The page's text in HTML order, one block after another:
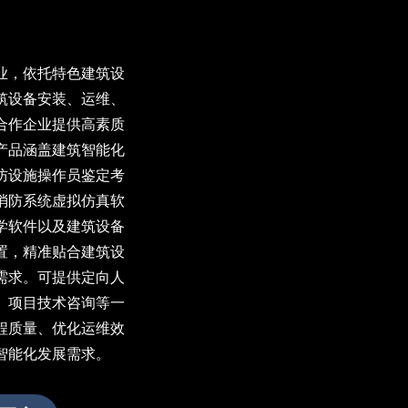
，依托特色建筑设
备安装、运维、
作企业提供高素质
品涵盖建筑智能化
设施操作员鉴定考
防系统虚拟仿真软
软件以及建筑设备
，精准贴合建筑设
求。可提供定向人
项目技术咨询等一
质量、优化运维效
化发展需求。